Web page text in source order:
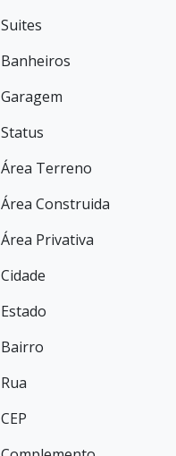
Suites
Banheiros
Garagem
Status
Área Terreno
Área Construida
Área Privativa
Cidade
Estado
Bairro
Rua
CEP